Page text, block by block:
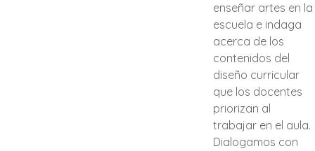
enseñar artes en la
escuela e indaga
acerca de los
contenidos del
diseño curricular
que los docentes
priorizan al
trabajar en el aula.
Dialogamos con